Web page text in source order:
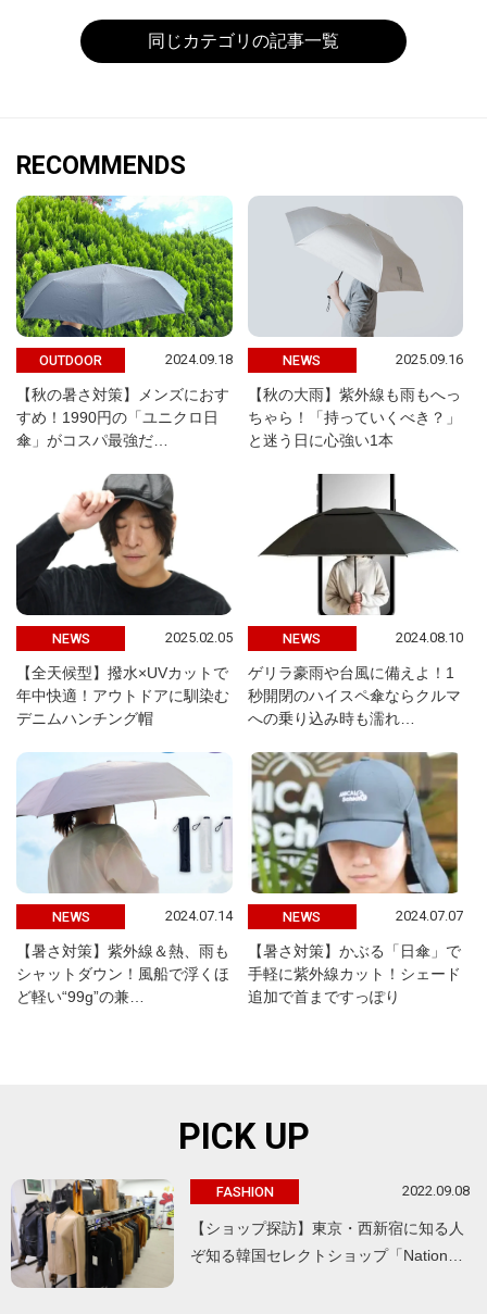
同じカテゴリの記事一覧
RECOMMENDS
OUTDOOR 2024.09.18
【秋の暑さ対策】メンズにおす
すめ！1990円の「ユニクロ日
傘」がコスパ最強だ…
NEWS 2025.09.16
【秋の大雨】紫外線も雨もへっ
ちゃら！「持っていくべき？」
と迷う日に心強い1本
NEWS 2025.02.05
【全天候型】撥水×UVカットで
年中快適！アウトドアに馴染む
デニムハンチング帽
NEWS 2024.08.10
ゲリラ豪雨や台風に備えよ！1
秒開閉のハイスペ傘ならクルマ
への乗り込み時も濡れ…
NEWS 2024.07.14
【暑さ対策】紫外線＆熱、雨も
シャットダウン！風船で浮くほ
ど軽い“99g”の兼…
NEWS 2024.07.07
【暑さ対策】かぶる「日傘」で
手軽に紫外線カット！シェード
追加で首まですっぽり
PICK UP
FASHION 2022.09.08
【ショップ探訪】東京・西新宿に知る人
ぞ知る韓国セレクトショップ「Nation…